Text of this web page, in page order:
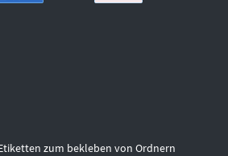
zum bekleben von Ordnern